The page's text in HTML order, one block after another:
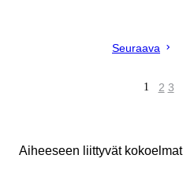
Seuraava
1 2 3
Aiheeseen liittyvät kokoelmat